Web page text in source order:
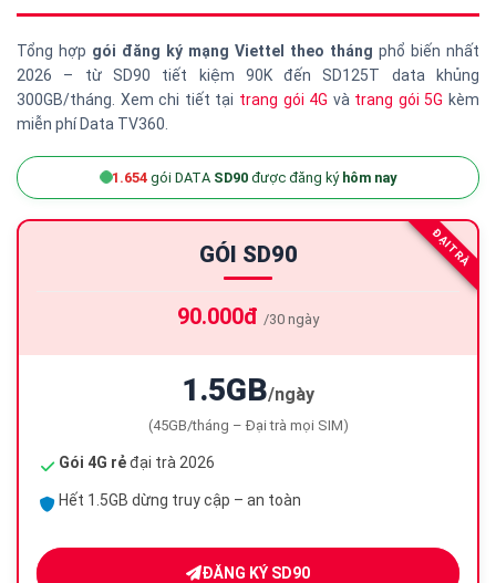
Tổng hợp gói đăng ký mạng Viettel theo tháng phổ biến nhất
2026 – từ SD90 tiết kiệm 90K đến SD125T data khủng
300GB/tháng. Xem chi tiết tại trang gói 4G và trang gói 5G kèm
miễn phí Data TV360.
1.654gói DATA SD90được đăng ký hôm nay
ĐẠI TRÀ
GÓI SD90
90.000đ /30 ngày
1.5GB/ngày
(45GB/tháng – Đại trà mọi SIM)
Gói 4G rẻđại trà 2026
Hết 1.5GB dừng truy cập – an toàn
ĐĂNG KÝ SD90